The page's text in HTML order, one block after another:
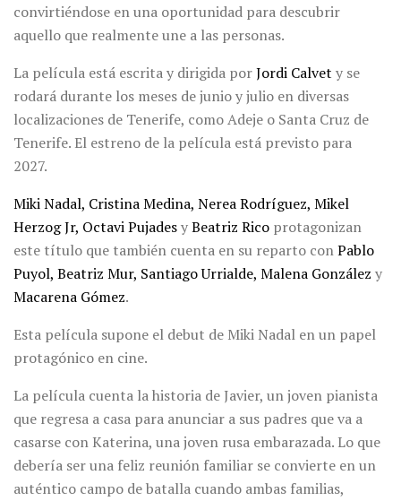
convirtiéndose en una oportunidad para descubrir
aquello que realmente une a las personas.
La película está escrita y dirigida porJordi Calvet y se
rodará durante los meses de junio y julio en diversas
localizaciones de Tenerife, como Adeje o Santa Cruz de
Tenerife. El estreno de la película está previsto para
2027.
Miki Nadal, Cristina Medina, Nerea Rodríguez, Mikel
Herzog Jr, Octavi PujadesyBeatriz Rico protagonizan
este título que también cuenta en su reparto conPablo
Puyol, Beatriz Mur, Santiago Urrialde, Malena González y
Macarena Gómez.
Esta película supone el debut de Miki Nadal en un papel
protagónico en cine.
La película cuenta la historia de Javier, un joven pianista
que regresa a casa para anunciar a sus padres que va a
casarse con Katerina, una joven rusa embarazada. Lo que
debería ser una feliz reunión familiar se convierte en un
auténtico campo de batalla cuando ambas familias,